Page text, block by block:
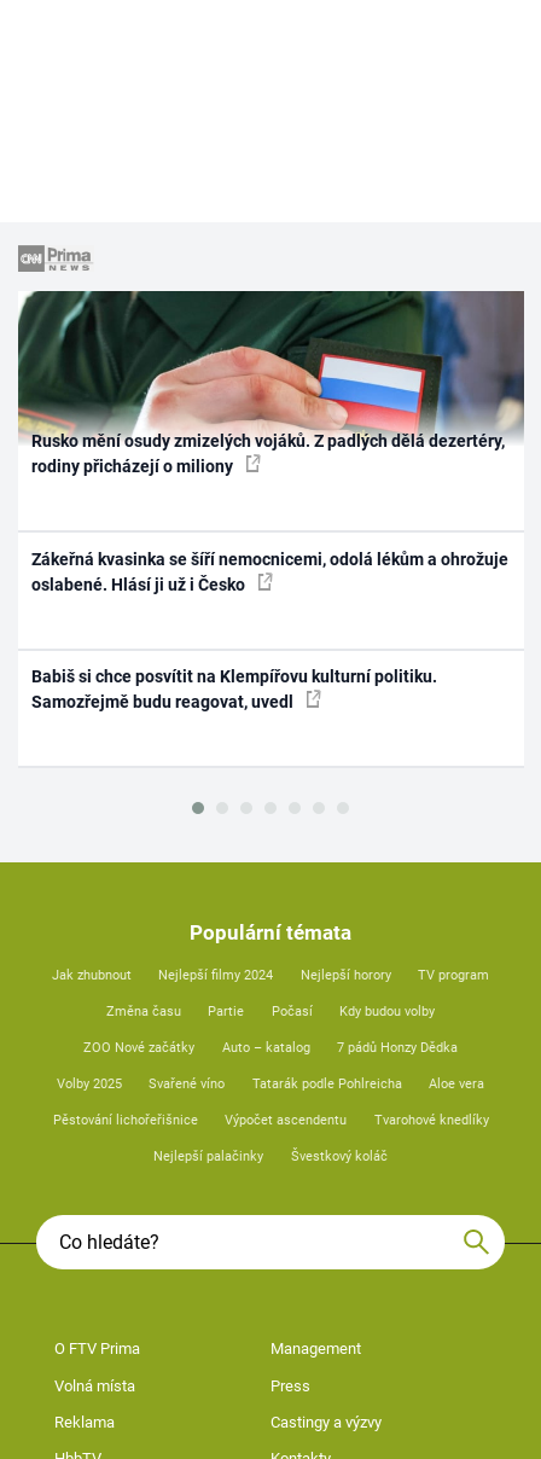
Rusko mění osudy zmizelých vojáků. Z padlých dělá dezertéry,
rodiny přicházejí o miliony
Zákeřná kvasinka se šíří nemocnicemi, odolá lékům a ohrožuje
oslabené. Hlásí ji už i Česko
Babiš si chce posvítit na Klempířovu kulturní politiku.
Samozřejmě budu reagovat, uvedl
Populární témata
Jak zhubnout Nejlepší filmy 2024 Nejlepší horory TV program
Změna času Partie Počasí Kdy budou volby
ZOO Nové začátky Auto – katalog 7 pádů Honzy Dědka
Volby 2025 Svařené víno Tatarák podle Pohlreicha Aloe vera
Pěstování lichořeřišnice Výpočet ascendentu Tvarohové knedlíky
Nejlepší palačinky Švestkový koláč
O FTV Prima Management
Volná místa Press
Reklama Castingy a výzvy